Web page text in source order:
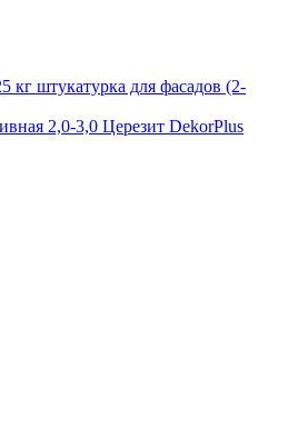
2,0-3,0 Церезит DekorPlus